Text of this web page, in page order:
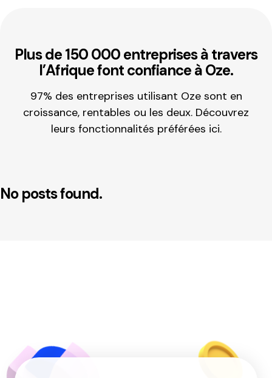
Plus de 150 000 entreprises à travers
l’Afrique font confiance à Oze.
97% des entreprises utilisant Oze sont en
croissance, rentables ou les deux. Découvrez
leurs fonctionnalités préférées ici.
No posts found.